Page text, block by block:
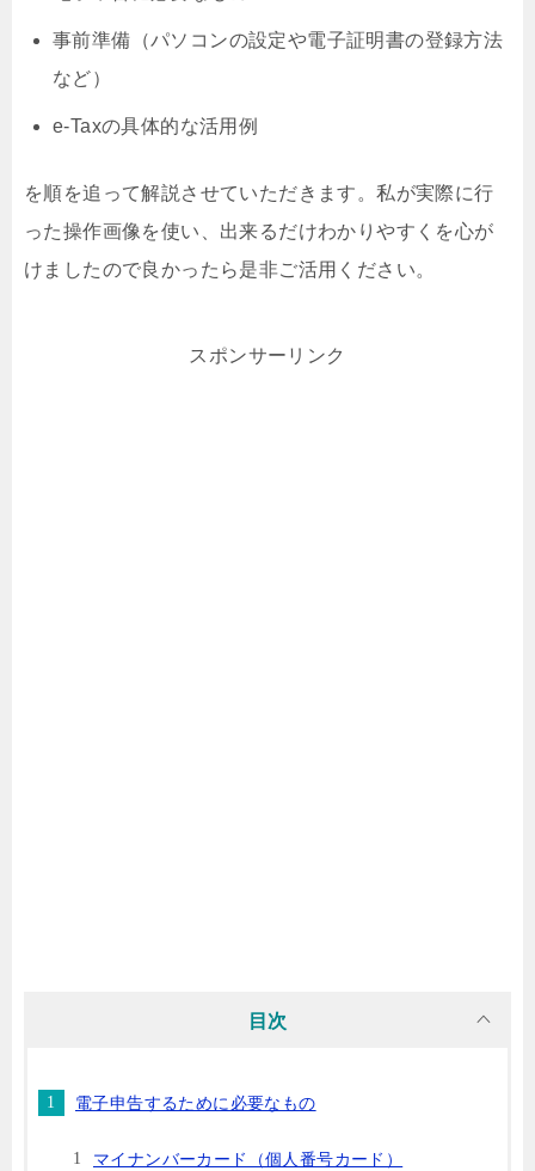
事前準備（パソコンの設定や電子証明書の登録方法
など）
e-Taxの具体的な活用例
を順を追って解説させていただきます。私が実際に行
った操作画像を使い、出来るだけわかりやすくを心が
けましたので良かったら是非ご活用ください。
スポンサーリンク
目次
電子申告するために必要なもの
マイナンバーカード（個人番号カード）